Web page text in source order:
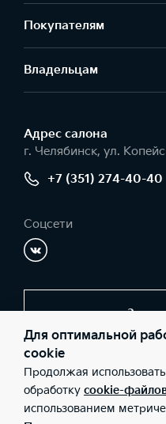
Покупателям
Владельцам
Адрес салонa
г. Челябинск, ул.
+7 (351) 274-40-40
Соцсети
© 2026 Юридические лица
адрес: г. Челябинск, ул.
(351) 274-40-40; ИНН:
ООО «Киа Россия и СНГ»
Для оптимальной
cookie
Продолжая
обработку cookie-
использованием